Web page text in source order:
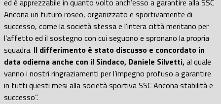
ed è apprezzabile in quanto volto anch’esso a garantire alla SSC
Ancona un futuro roseo, organizzato e sportivamente di
successo, come la società stessa e l’intera città meritano per
l’affetto ed il sostegno con cui seguono e spronano la propria
squadra. Il differimento è stato discusso e concordato in
data odierna anche con il Sindaco, Daniele Silvetti,al quale
vanno i nostri ringraziamenti per l’impegno profuso a garantire
in tutti questi mesi alla società sportiva SSC Ancona stabilità e
successo”.